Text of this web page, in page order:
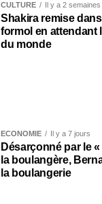
CULTURE Il y a 2 semaines
Shakira remise
formol en attendant
du monde
ECONOMIE Il y a 7 jours
Désarçonné par le
la boulangère,
la boulangerie